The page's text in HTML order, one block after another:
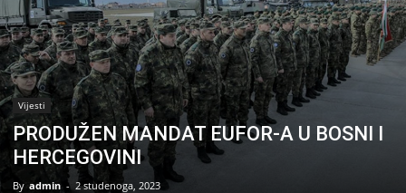
Vijesti
PRODUŽEN MANDAT EUFOR-A U BOSNI I
HERCEGOVINI
By admin - 2 studenoga, 2023